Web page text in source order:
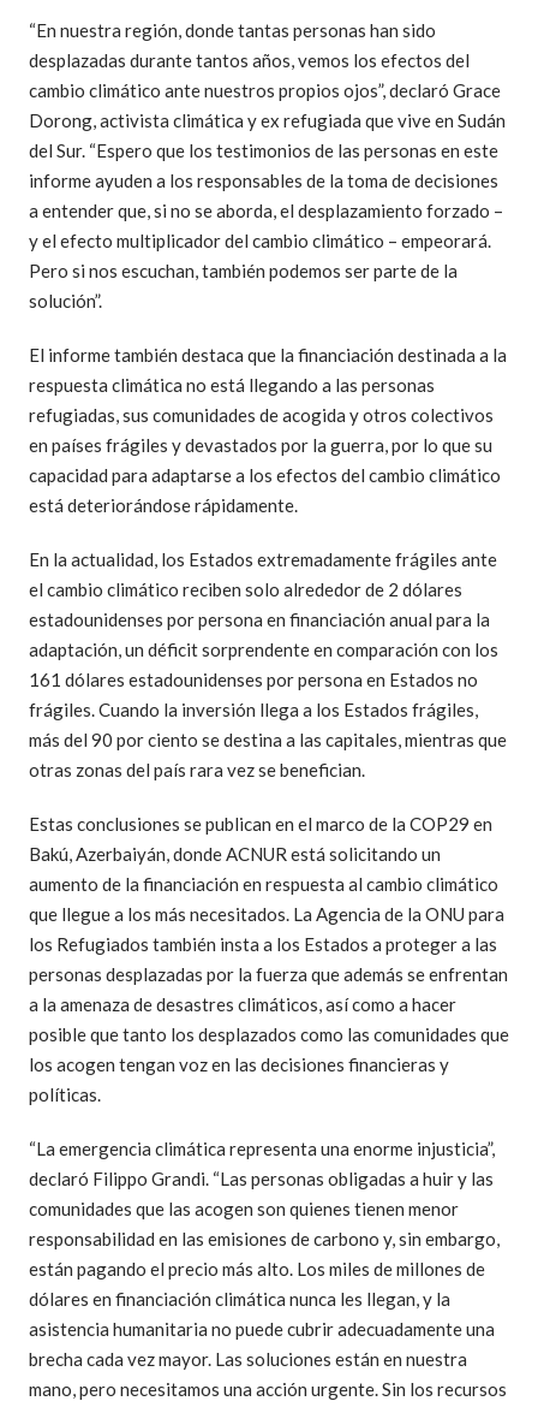
“En nuestra región, donde tantas personas han sido
desplazadas durante tantos años, vemos los efectos del
cambio climático ante nuestros propios ojos”, declaró Grace
Dorong, activista climática y ex refugiada que vive en Sudán
del Sur. “Espero que los testimonios de las personas en este
informe ayuden a los responsables de la toma de decisiones
a entender que, si no se aborda, el desplazamiento forzado –
y el efecto multiplicador del cambio climático – empeorará.
Pero si nos escuchan, también podemos ser parte de la
solución”.
El informe también destaca que la financiación destinada a la
respuesta climática no está llegando a las personas
refugiadas, sus comunidades de acogida y otros colectivos
en países frágiles y devastados por la guerra, por lo que su
capacidad para adaptarse a los efectos del cambio climático
está deteriorándose rápidamente.
En la actualidad, los Estados extremadamente frágiles ante
el cambio climático reciben solo alrededor de 2 dólares
estadounidenses por persona en financiación anual para la
adaptación, un déficit sorprendente en comparación con los
161 dólares estadounidenses por persona en Estados no
frágiles. Cuando la inversión llega a los Estados frágiles,
más del 90 por ciento se destina a las capitales, mientras que
otras zonas del país rara vez se benefician.
Estas conclusiones se publican en el marco de la COP29 en
Bakú, Azerbaiyán, donde ACNUR está solicitando un
aumento de la financiación en respuesta al cambio climático
que llegue a los más necesitados. La Agencia de la ONU para
los Refugiados también insta a los Estados a proteger a las
personas desplazadas por la fuerza que además se enfrentan
a la amenaza de desastres climáticos, así como a hacer
posible que tanto los desplazados como las comunidades que
los acogen tengan voz en las decisiones financieras y
políticas.
“La emergencia climática representa una enorme injusticia”,
declaró Filippo Grandi. “Las personas obligadas a huir y las
comunidades que las acogen son quienes tienen menor
responsabilidad en las emisiones de carbono y, sin embargo,
están pagando el precio más alto. Los miles de millones de
dólares en financiación climática nunca les llegan, y la
asistencia humanitaria no puede cubrir adecuadamente una
brecha cada vez mayor. Las soluciones están en nuestra
mano, pero necesitamos una acción urgente. Sin los recursos